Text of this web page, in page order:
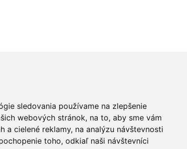
sledovania používame na zlepšenie
webových stránok, na to, aby sme vám
a cielené reklamy, na analýzu návštevnosti
toho, odkiaľ naši návštevníci